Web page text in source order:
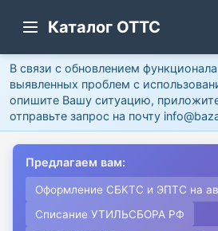
Каталог ОТТС
В связи с обновлением
выявленных проблем с
опишите Вашу ситуацию,
отправьте запрос на почту
Предлагаем вам:
Оформление СБКТС и ЭПТС на
Списание УТИЛЬСБОРА РФ